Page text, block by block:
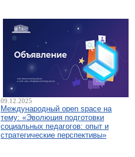
09.12.2025
Международный open space на
тему: «Эволюция подготовки
социальных педагогов: опыт и
стратегические перспективы»